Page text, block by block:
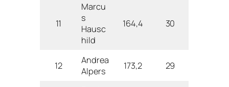
11
Marcu
s
Hausc
hild
164,4 30
12
Andrea
Alpers
173,2 29